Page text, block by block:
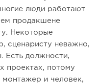
люди работают
продакшене
Некоторые
сценаристу неважно,
Есть должности,
проектах, потому
монтажер и человек,